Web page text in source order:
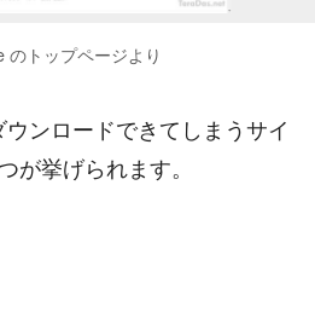
のトップページより
ウンロードできてしまうサイ
が挙げられます。